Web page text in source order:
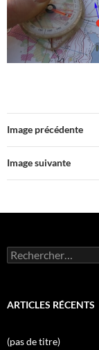
Image précédente
Image suivante
Rechercher :
ARTICLES RÉCENTS
(pas de titre)